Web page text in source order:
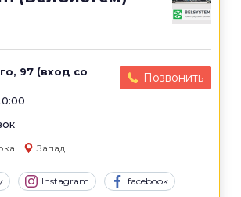
97 (вход со
Позвонить
Запад
Instagram facebook